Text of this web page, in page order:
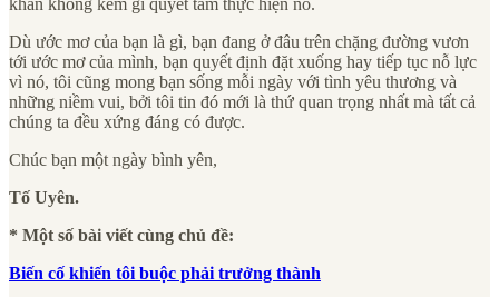
khăn không kém gì quyết tâm thực hiện nó.
Dù ước mơ của bạn là gì, bạn đang ở đâu trên chặng đường vươn
tới ước mơ của mình, bạn quyết định đặt xuống hay tiếp tục nỗ lực
vì nó, tôi cũng mong bạn sống mỗi ngày với tình yêu thương và
những niềm vui, bởi tôi tin đó mới là thứ quan trọng nhất mà tất cả
chúng ta đều xứng đáng có được.
Chúc bạn một ngày bình yên,
Tố Uyên.
* Một số bài viết cùng chủ đề:
Biến cố khiến tôi buộc phải trưởng thành